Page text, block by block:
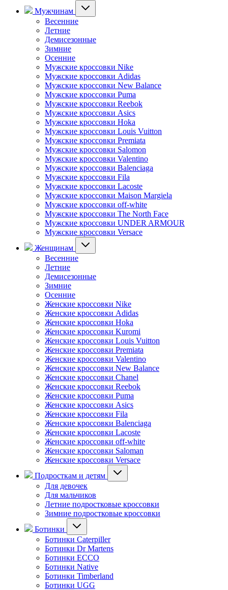
Мужчинам
Весенние
Летние
Демисезонные
Зимние
Осенние
Мужские кроссовки Nike
Мужские кроссовки Adidas
Мужские кроссовки New Balance
Мужские кроссовки Puma
Мужские кроссовки Reebok
Мужские кроссовки Asics
Мужские кроссовки Hoka
Мужские кроссовки Louis Vuitton
Мужские кроссовки Premiata
Мужские кроссовки Salomon
Мужские кроссовки Valentino
Мужские кроссовки Balenciaga
Мужские кроссовки Fila
Мужские кроссовки Lacoste
Мужские кроссовки Maison Margiela
Мужские кроссовки off-white
Мужские кроссовки The North Face
Мужские кроссовки UNDER ARMOUR
Мужские кроссовки Versace
Женщинам
Весенние
Летние
Демисезонные
Зимние
Осенние
Женские кроссовки Nike
Женские кроссовки Adidas
Женские кроссовки Hoka
Женские кроссовки Kuromi
Женские кроссовки Louis Vuitton
Женские кроссовки Premiata
Женские кроссовки Valentino
Женские кроссовки New Balance
Женские кроссовки Chanel
Женские кроссовки Reebok
Женские кроссовки Puma
Женские кроссовки Asics
Женские кроссовки Fila
Женские кроссовки Balenciaga
Женские кроссовки Lacoste
Женские кроссовки off-white
Женские кроссовки Saloman
Женские кроссовки Versace
Подросткам и детям
Для девочек
Для мальчиков
Летние подростковые кроссовки
Зимние подростковые кроссовки
Ботинки
Ботинки Caterpiller
Ботинки Dr Martens
Ботинки ECCO
Ботинки Native
Ботинки Timberland
Ботинки UGG